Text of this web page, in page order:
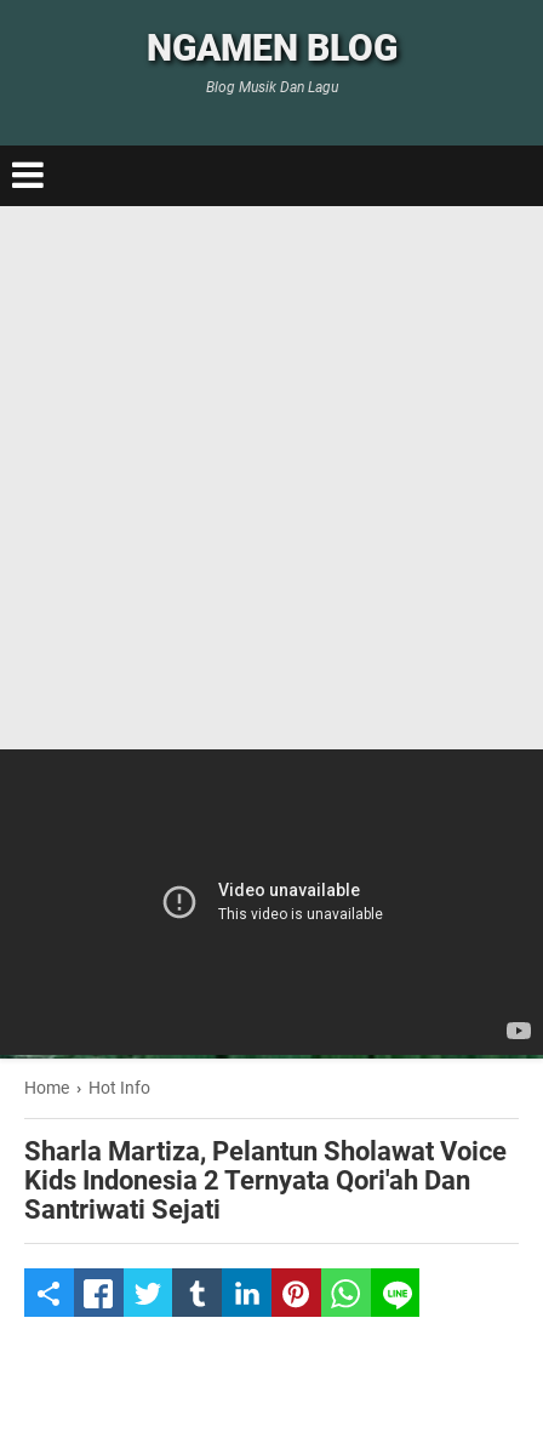
NGAMEN BLOG
Blog Musik Dan Lagu
Home › Hot Info
Sharla Martiza, Pelantun Sholawat Voice
Kids Indonesia 2 Ternyata Qori'ah Dan
Santriwati Sejati
S